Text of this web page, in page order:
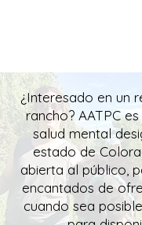
¿Interesado en un
rancho? AATPC
salud mental
estado de
abierta al público,
encantados de
cuando sea